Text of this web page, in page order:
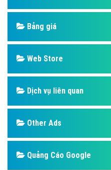
Bảng giá
Web Store
Dịch vụ liên quan
Other Ads
Quảng Cáo Google